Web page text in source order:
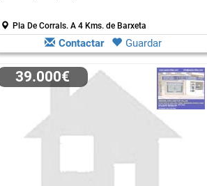
Pla De Corrals. A 4 Kms. de Barxeta
Contactar Guardar
39.000€